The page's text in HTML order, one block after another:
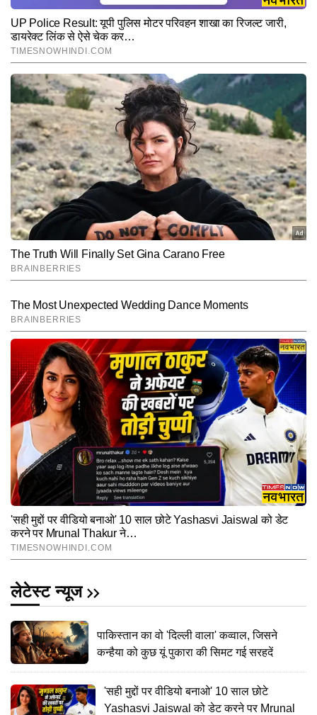
लेटेस्ट न्यूज
पाकिस्तान का वो 'दिल्ली वाला' कव्वाल, जिसने
कन्हैया को कुछ यूं पुकारा की सिमट गई सरहदें
'सही मुद्दों पर वीडियो बनाओ' 10 साल छोटे
Yashasvi Jaiswal को डेट करने पर Mrunal